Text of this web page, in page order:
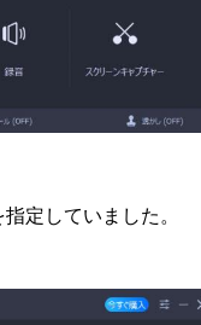
定していました。